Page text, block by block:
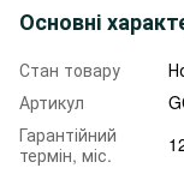
Основні
Стан товару
Артикул
Гарантійний
термін, міс.